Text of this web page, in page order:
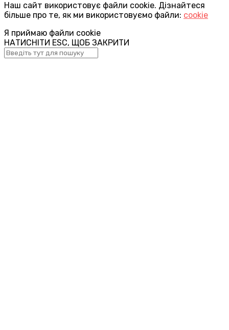
Наш сайт використовує файли cookie. Дізнайтеся
більше про те, як ми використовуємо файли: cookie
Я приймаю файли cookie
НАТИСНІТИ ESC, ЩОБ ЗАКРИТИ